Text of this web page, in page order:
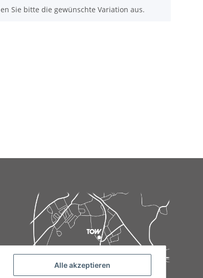
Sie bitte die gewünschte Variation aus.
Alle akzeptieren